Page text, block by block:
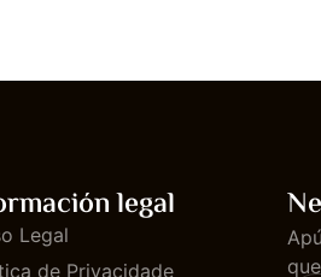
legal
Legal
de Privacidade